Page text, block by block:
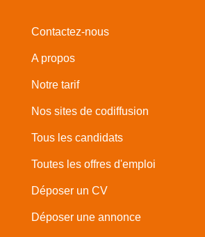
Contactez-nous
A propos
Notre tarif
Nos sites de codiffusion
Tous les candidats
Toutes les offres d'emploi
Déposer un CV
Déposer une annonce